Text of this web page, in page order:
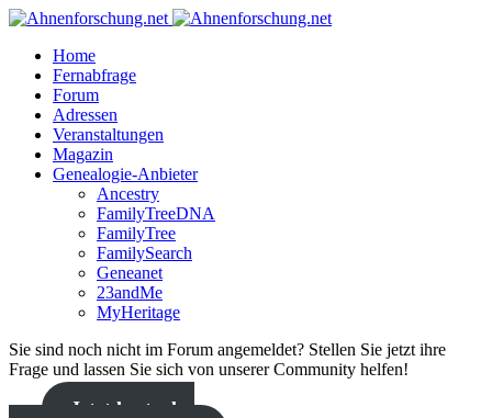
Home
Fernabfrage
Forum
Adressen
Veranstaltungen
Magazin
Genealogie-Anbieter
Ancestry
FamilyTreeDNA
FamilyTree
FamilySearch
Geneanet
23andMe
MyHeritage
Sie sind noch nicht im Forum angemeldet? Stellen Sie jetzt ihre
Frage und lassen Sie sich von unserer Community helfen!
Jetzt kostenlos